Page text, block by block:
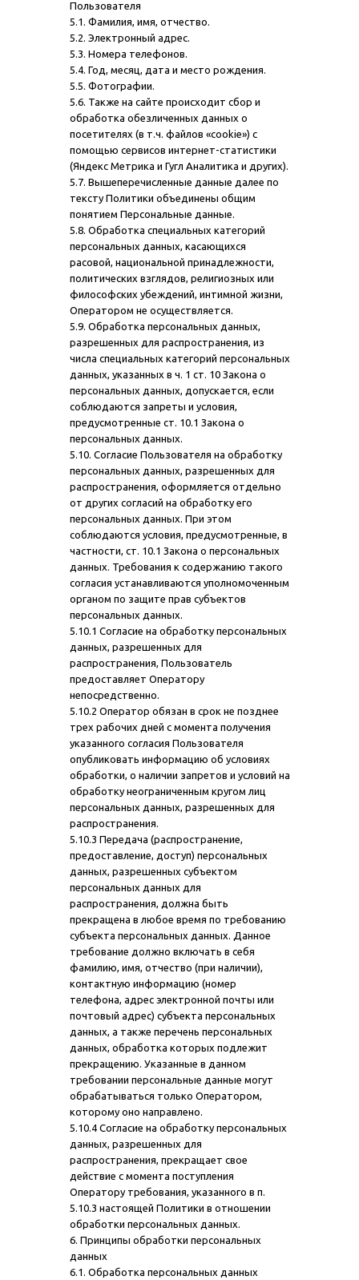
Пользователя
5.1. Фамилия, имя, отчество.
5.2. Электронный адрес.
5.3. Номера телефонов.
5.4. Год, месяц, дата и место рождения.
5.5. Фотографии.
5.6. Также на сайте происходит сбор и
обработка обезличенных данных о
посетителях (в т.ч. файлов «cookie») с
помощью сервисов интернет-статистики
(Яндекс Метрика и Гугл Аналитика и других).
5.7. Вышеперечисленные данные далее по
тексту Политики объединены общим
понятием Персональные данные.
5.8. Обработка специальных категорий
персональных данных, касающихся
расовой, национальной принадлежности,
политических взглядов, религиозных или
философских убеждений, интимной жизни,
Оператором не осуществляется.
5.9. Обработка персональных данных,
разрешенных для распространения, из
числа специальных категорий персональных
данных, указанных в ч. 1 ст. 10 Закона о
персональных данных, допускается, если
соблюдаются запреты и условия,
предусмотренные ст. 10.1 Закона о
персональных данных.
5.10. Согласие Пользователя на обработку
персональных данных, разрешенных для
распространения, оформляется отдельно
от других согласий на обработку его
персональных данных. При этом
соблюдаются условия, предусмотренные, в
частности, ст. 10.1 Закона о персональных
данных. Требования к содержанию такого
согласия устанавливаются уполномоченным
органом по защите прав субъектов
персональных данных.
5.10.1 Согласие на обработку персональных
данных, разрешенных для
распространения, Пользователь
предоставляет Оператору
непосредственно.
5.10.2 Оператор обязан в срок не позднее
трех рабочих дней с момента получения
указанного согласия Пользователя
опубликовать информацию об условиях
обработки, о наличии запретов и условий на
обработку неограниченным кругом лиц
персональных данных, разрешенных для
распространения.
5.10.3 Передача (распространение,
предоставление, доступ) персональных
данных, разрешенных субъектом
персональных данных для
распространения, должна быть
прекращена в любое время по требованию
субъекта персональных данных. Данное
требование должно включать в себя
фамилию, имя, отчество (при наличии),
контактную информацию (номер
телефона, адрес электронной почты или
почтовый адрес) субъекта персональных
данных, а также перечень персональных
данных, обработка которых подлежит
прекращению. Указанные в данном
требовании персональные данные могут
обрабатываться только Оператором,
которому оно направлено.
5.10.4 Согласие на обработку персональных
данных, разрешенных для
распространения, прекращает свое
действие с момента поступления
Оператору требования, указанного в п.
5.10.3 настоящей Политики в отношении
обработки персональных данных.
6. Принципы обработки персональных
данных
6.1. Обработка персональных данных